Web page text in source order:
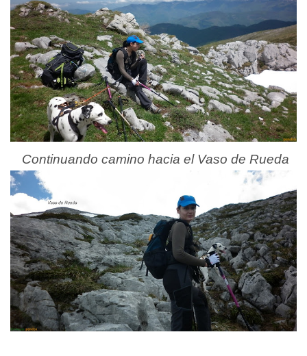
Continuando camino hacia el Vaso de Rueda